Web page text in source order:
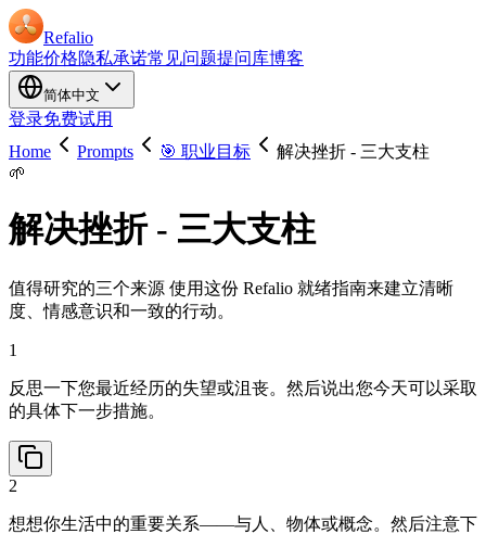
Refalio
功能价格隐私承诺常见问题提问库博客
简体中文
登录免费试用
Home
Prompts 🎯 职业目标
解决挫折 - 三大支柱
🌱
解决挫折 - 三大支柱
值得研究的三个来源 使用这份 Refalio 就绪指南来建立清晰
度、情感意识和一致的行动。
1
反思一下您最近经历的失望或沮丧。然后说出您今天可以采取
的具体下一步措施。
2
想想你生活中的重要关系——与人、物体或概念。然后注意下